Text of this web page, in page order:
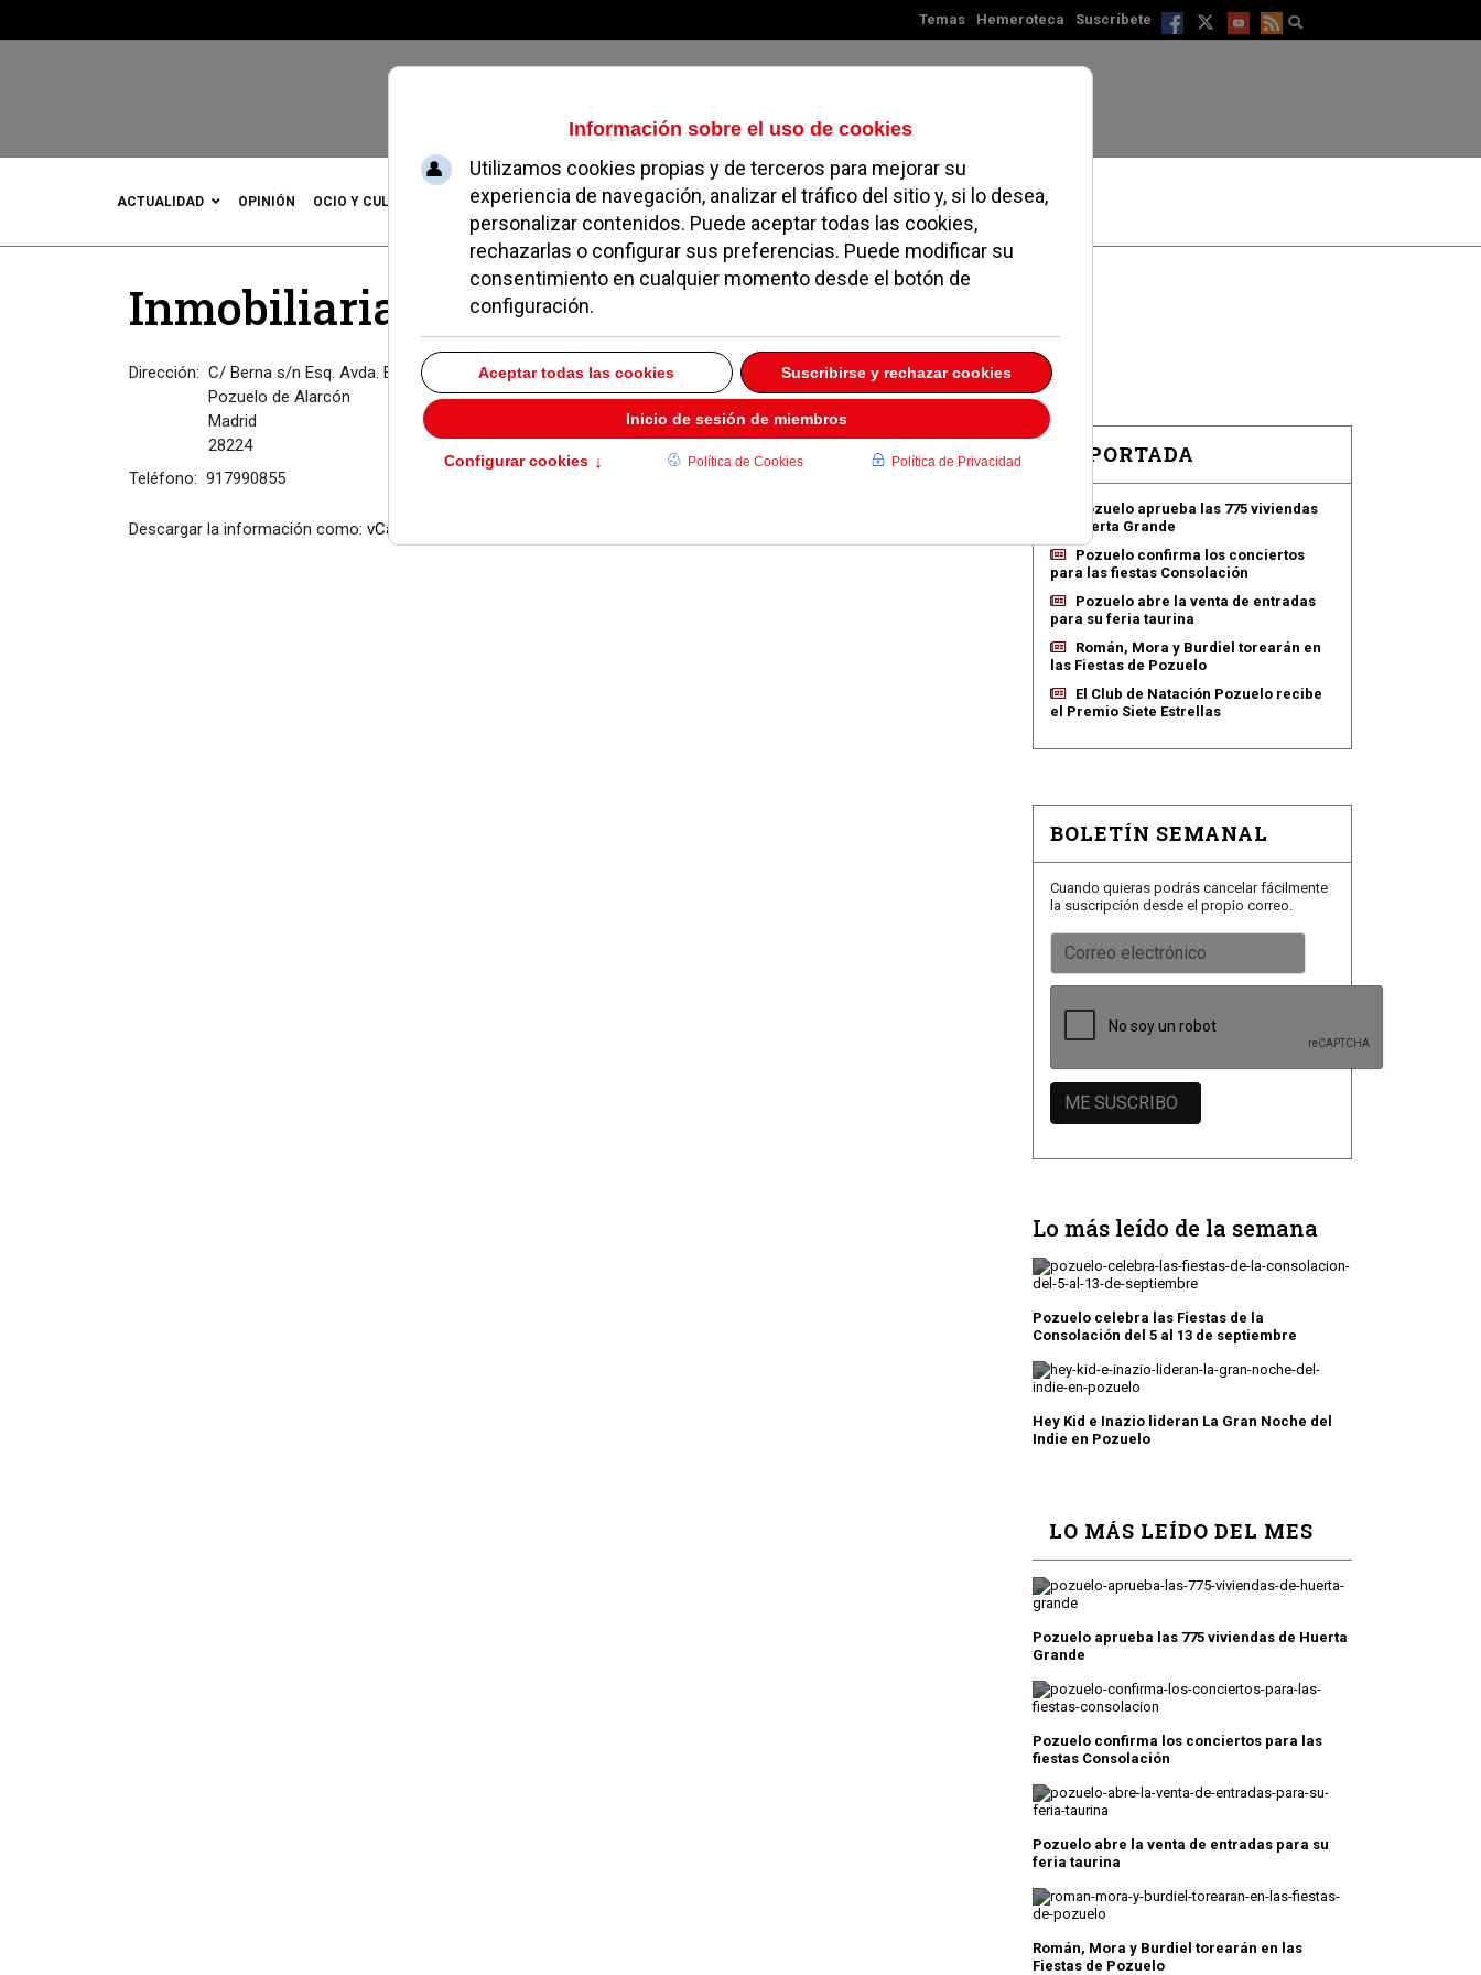
Temas Hemeroteca Suscríbete
Viernes, 07 de agosto de 2026
ACTUALIDAD OPINIÓN OCIO Y CULTURA DEPORTES MADRID NOROESTE SOCIEDAD MAGAZINE SERVICIOS
Inmobiliaria Santa Claudia
Dirección: C/ Berna s/n Esq. Avda. Europa 31 4
Pozuelo de Alarcón
Madrid
28224
Teléfono: 917990855
Descargar la información como: vCard
EN PORTADA
Pozuelo aprueba las 775 viviendas
de Huerta Grande
Pozuelo confirma los conciertos
para las fiestas Consolación
Pozuelo abre la venta de entradas
para su feria taurina
Román, Mora y Burdiel torearán en
las Fiestas de Pozuelo
El Club de Natación Pozuelo recibe
el Premio Siete Estrellas
BOLETÍN SEMANAL
Cuando quieras podrás cancelar fácilmente
la suscripción desde el propio correo.
Lo más leído de la semana
Pozuelo celebra las Fiestas de la
Consolación del 5 al 13 de septiembre
Hey Kid e Inazio lideran La Gran Noche del
Indie en Pozuelo
LO MÁS LEÍDO DEL MES
Pozuelo aprueba las 775 viviendas de Huerta
Grande
Pozuelo confirma los conciertos para las
fiestas Consolación
Pozuelo abre la venta de entradas para su
feria taurina
Román, Mora y Burdiel torearán en las
Fiestas de Pozuelo